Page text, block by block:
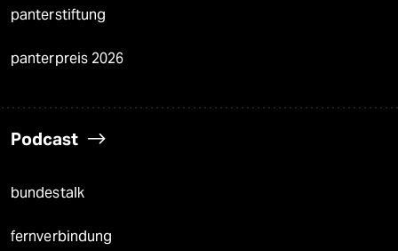
panterstiftung
panterpreis 2026
Podcast
bundestalk
fernverbindung